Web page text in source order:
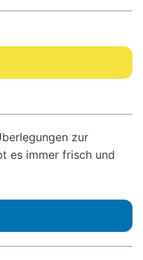
zur
es immer frisch und